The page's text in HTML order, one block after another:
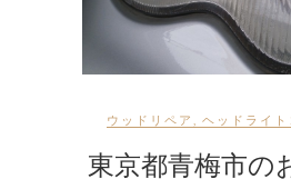
ウッドリペア ヘッドライ
東京都青梅市